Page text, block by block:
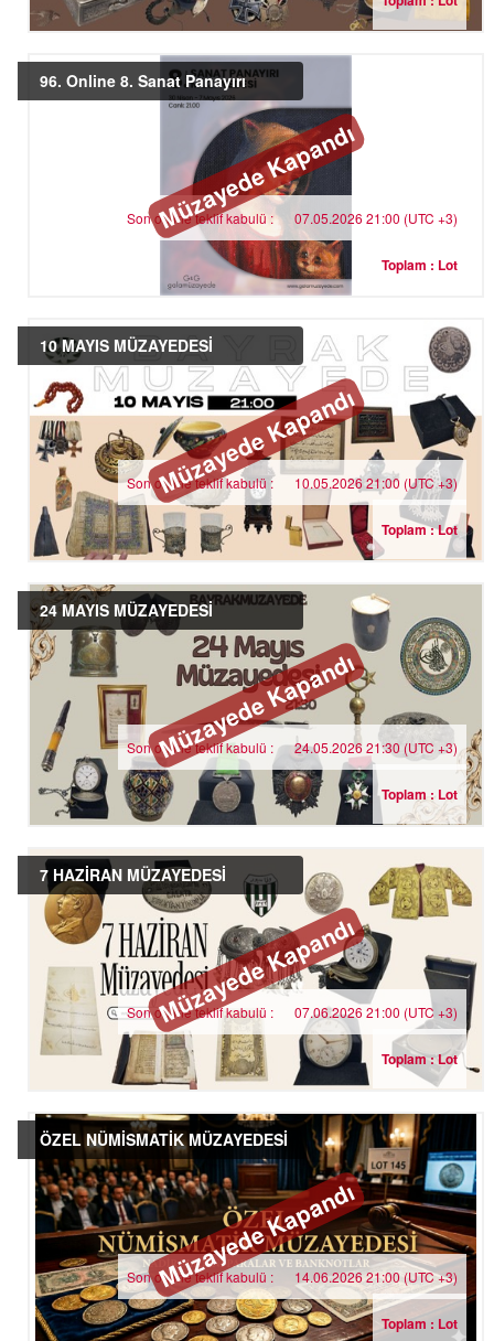
96. Online 8. Sanat Panayırı
Müzayede Kapandı
Son online teklif kabulü : 07.05.2026 21:00 (UTC +3)
Toplam : Lot
10 MAYIS MÜZAYEDESİ
Müzayede Kapandı
Son online teklif kabulü : 10.05.2026 21:00 (UTC +3)
Toplam : Lot
24 MAYIS MÜZAYEDESİ
Müzayede Kapandı
Son online teklif kabulü : 24.05.2026 21:30 (UTC +3)
Toplam : Lot
7 HAZİRAN MÜZAYEDESİ
Müzayede Kapandı
Son online teklif kabulü : 07.06.2026 21:00 (UTC +3)
Toplam : Lot
ÖZEL NÜMİSMATİK MÜZAYEDESİ
Müzayede Kapandı
Son online teklif kabulü : 14.06.2026 21:00 (UTC +3)
Toplam : Lot